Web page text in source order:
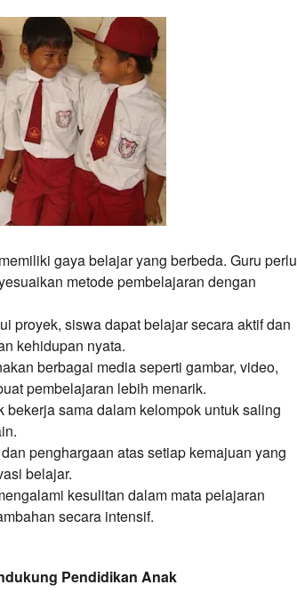
gaya belajar yang berbeda. Guru perlu
metode pembelajaran dengan
proyek, siswa dapat belajar secara aktif dan
kehidupan nyata.
berbagai media seperti gambar, video,
pembelajaran lebih menarik.
bekerja sama dalam kelompok untuk saling
penghargaan atas setiap kemajuan yang
belajar.
kesulitan dalam mata pelajaran
secara intensif.
Pendidikan Anak